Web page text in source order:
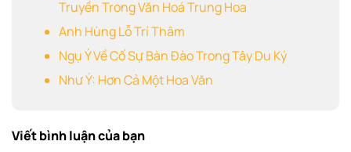
Truyền Trong Văn Hoá Trung Hoa
Anh Hùng Lỗ Trí Thâm
Ngụ Ý Về Cố Sự Bàn Đào Trong Tây Du Ký
Như Ý: Hơn Cả Một Hoa Văn
Viết bình luận của bạn